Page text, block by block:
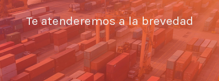
Te atenderemos a la brevedad